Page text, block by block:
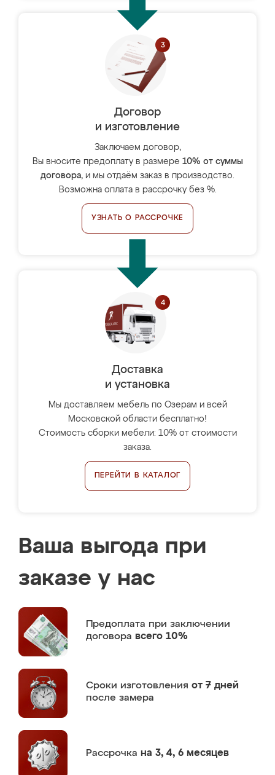
Договор
и изготовление
Заключаем договор,
Вы вносите предоплату в размере 10% от суммы
договора, и мы отдаём заказ в производство.
Возможна оплата в рассрочку без %.
УЗНАТЬ О РАССРОЧКЕ
Доставка
и установка
Мы доставляем мебель по Озерам и всей
Московской области бесплатно!
Стоимость сборки мебели: 10% от стоимости
заказа.
ПЕРЕЙТИ В КАТАЛОГ
Ваша выгода при
заказе у нас
Предоплата при заключении
договора всего 10%
Сроки изготовления от 7 дней
после замера
Рассрочка на 3, 4, 6 месяцев